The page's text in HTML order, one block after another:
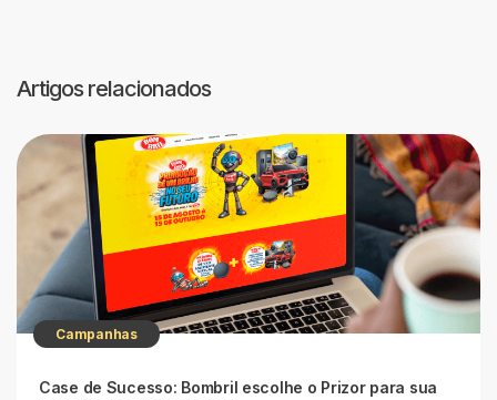
Artigos relacionados
Campanhas
Case de Sucesso: Bombril escolhe o Prizor para sua